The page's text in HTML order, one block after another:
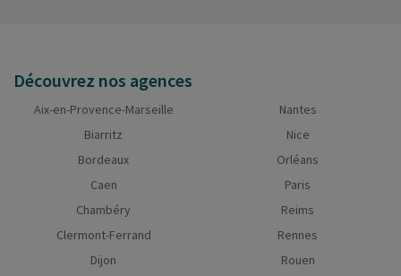
Découvrez nos agences
Aix-en-Provence-Marseille
Biarritz
Bordeaux
Caen
Chambéry
Clermont-Ferrand
Dijon
Nantes
Nice
Orléans
Paris
Reims
Rennes
Rouen